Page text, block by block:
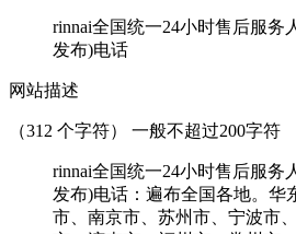
rinnai全国统一24小时售后服务
发布)电话
网站描述
（312 个字符） 一般不超过200字符
rinnai全国统一24小时售后服务
发布)电话：遍布全国各地。华
市、南京市、苏州市、宁波市